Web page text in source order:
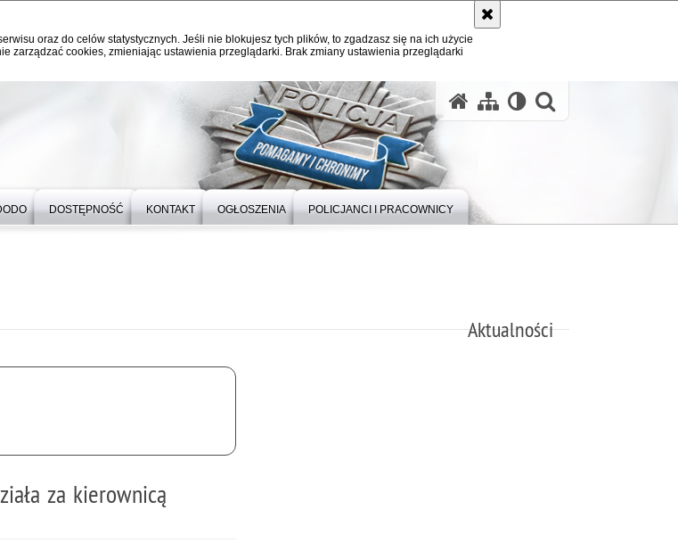
oraz do celów statystycznych. Jeśli nie blokujesz tych plików, to zgadzasz się na ich użycie
zarządzać cookies, zmieniając ustawienia przeglądarki. Brak zmiany ustawienia przeglądarki
DOSTĘPNOŚĆ KONTAKT OGŁOSZENIA POLICJANCI I PRACOWNICY
Aktualności
za kierownicą